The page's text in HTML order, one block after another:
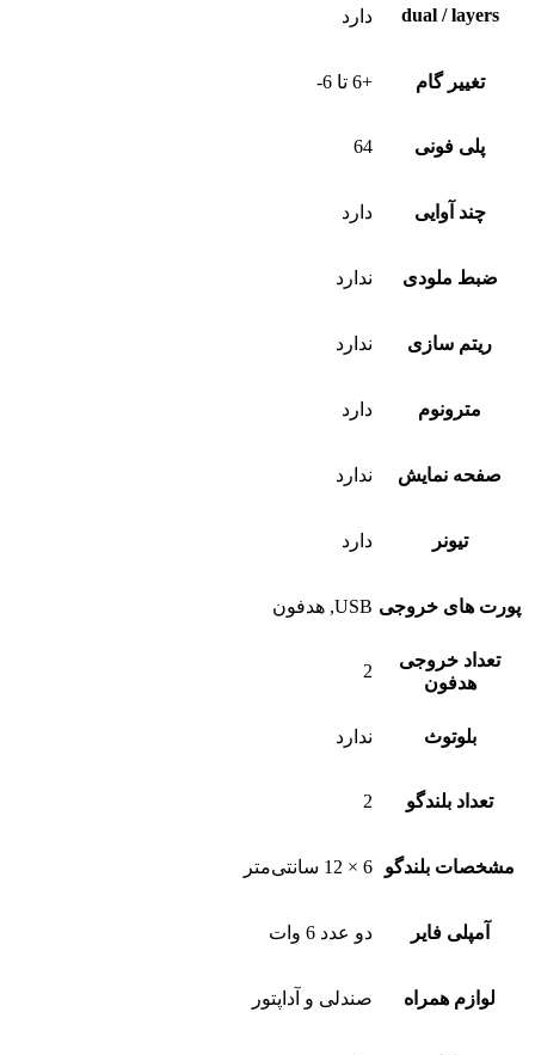
dual / layers دارد
تغییر گام +6 تا 6-
پلی فونی 64
چند آوایی دارد
ضبط ملودی ندارد
ریتم سازی ندارد
مترونوم دارد
صفحه نمایش ندارد
تیونر دارد
پورت های خروجی USB, هدفون
تعداد خروجی
هدفون
2
بلوتوث ندارد
تعداد بلندگو 2
مشخصات بلندگو 6 × 12 سانتی‌متر
آمپلی فایر دو عدد 6 وات
لوازم همراه صندلی و آداپتور